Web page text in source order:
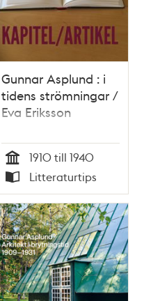
Gunnar Asplund : i
tidens strömningar /
Eva Eriksson
Tid
1910 till 1940
Typ
Litteraturtips